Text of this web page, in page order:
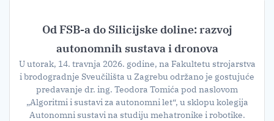
Od FSB-a do Silicijske doline: razvoj
autonomnih sustava i dronova
U utorak, 14. travnja 2026. godine, na Fakultetu strojarstva
i brodogradnje Sveučilišta u Zagrebu održano je gostujuće
predavanje dr. ing. Teodora Tomića pod naslovom
„Algoritmi i sustavi za autonomni let“, u sklopu kolegija
Autonomni sustavi na studiju mehatronike i robotike.